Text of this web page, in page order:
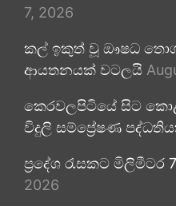
7, 2026
කල් ඉකුත් වූ ඖෂධ
ආයතනයක් වටලයි
කෙරවලපිටියේ සිට
විදුලි සම්ප්‍රේෂණ
ප්‍රදේශ රැසකට මිලිමීටර
2026